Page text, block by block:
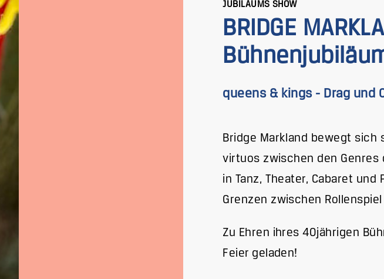
JUBILÄUMS SHOW
BRIDGE
queens & kings - Drag und
Bridge Markland bewegt sich
virtuos zwischen den Genres
in Tanz, Theater, Cabaret
Grenzen zwischen
Zu Ehren ihres 40jährigen
Feier geladen!